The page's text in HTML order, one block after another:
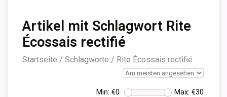
Artikel mit Schlagwort Rite
Écossais rectifié
Startseite / Schlagworte / Rite Écossais rectifié
Min: €0 Max: €30